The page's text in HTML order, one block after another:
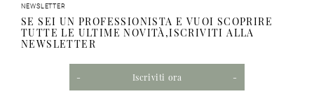
NEWSLETTER
SE SEI UN PROFESSIONISTA E VUOI SCOPRIRE
TUTTE LE ULTIME NOVITÀ,ISCRIVITI ALLA
NEWSLETTER
Iscriviti ora